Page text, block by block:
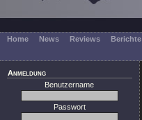
Home News Reviews Berichte
Anmeldung
Benutzername
Passwort